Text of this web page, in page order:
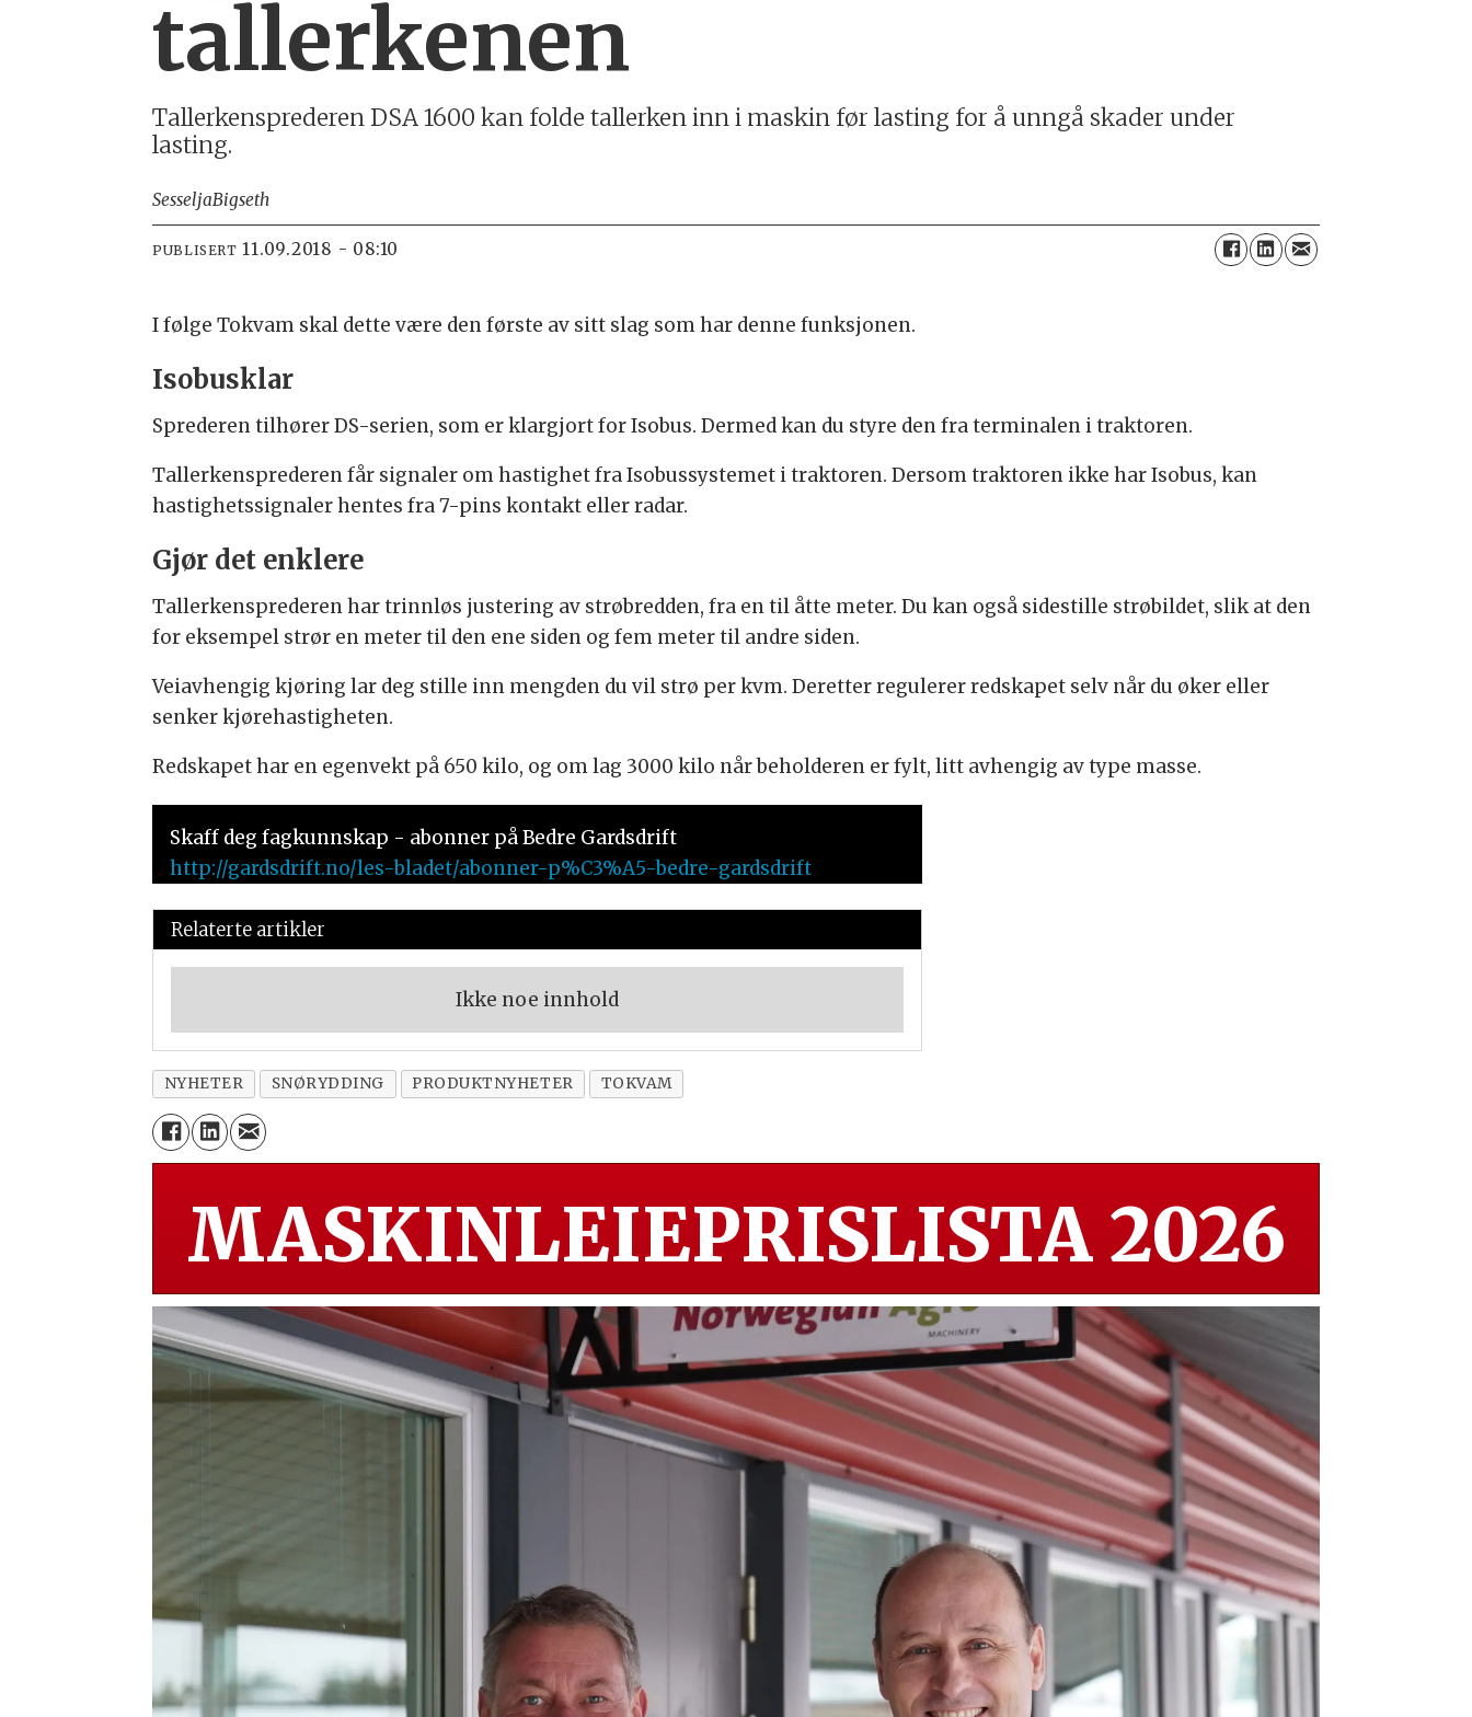
tallerkenen
Tallerkensprederen DSA 1600 kan folde tallerken inn i maskin før lasting for å unngå skader under
lasting.
SesseljaBigseth
PUBLISERT 11.09.2018 - 08:10
I følge Tokvam skal dette være den første av sitt slag som har denne funksjonen.
Isobusklar
Sprederen tilhører DS-serien, som er klargjort for Isobus. Dermed kan du styre den fra terminalen i traktoren.
Tallerkensprederen får signaler om hastighet fra Isobussystemet i traktoren. Dersom traktoren ikke har Isobus, kan
hastighetssignaler hentes fra 7-pins kontakt eller radar.
Gjør det enklere
Tallerkensprederen har trinnløs justering av strøbredden, fra en til åtte meter. Du kan også sidestille strøbildet, slik at den
for eksempel strør en meter til den ene siden og fem meter til andre siden.
Veiavhengig kjøring lar deg stille inn mengden du vil strø per kvm. Deretter regulerer redskapet selv når du øker eller
senker kjørehastigheten.
Redskapet har en egenvekt på 650 kilo, og om lag 3000 kilo når beholderen er fylt, litt avhengig av type masse.
Skaff deg fagkunnskap - abonner på Bedre Gardsdrift
http://gardsdrift.no/les-bladet/abonner-p%C3%A5-bedre-gardsdrift
Relaterte artikler
Ikke noe innhold
NYHETER SNØRYDDING PRODUKTNYHETER TOKVAM
MASKINLEIEPRISLISTA 2026